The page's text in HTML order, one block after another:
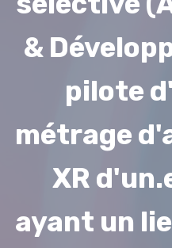
&
pilote
métrage
XR
ayant un